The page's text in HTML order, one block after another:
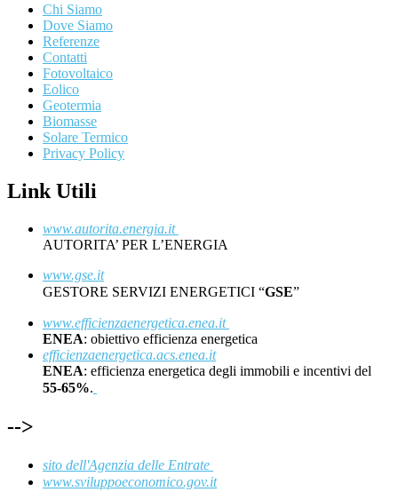
Chi Siamo
Dove Siamo
Referenze
Contatti
Fotovoltaico
Eolico
Geotermia
Biomasse
Solare Termico
Privacy Policy
Link Utili
www.autorita.energia.it
AUTORITA’ PER L’ENERGIA
www.gse.it
GESTORE SERVIZI ENERGETICI “GSE”
www.efficienzaenergetica.enea.it
ENEA: obiettivo efficienza energetica
efficienzaenergetica.acs.enea.it
ENEA: efficienza energetica degli immobili e incentivi del
55-65%.
-->
sito dell'Agenzia delle Entrate
www.sviluppoeconomico.gov.it